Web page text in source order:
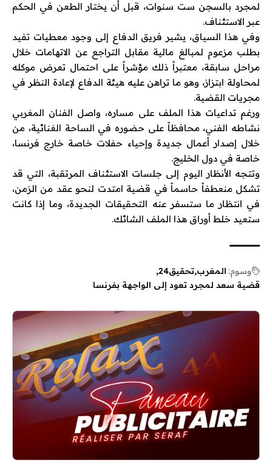
لمجرد بالسجن ست سنوات، قبل أن يختار الطعن في الحكم
عبر الاستئناف.
وفي هذا السياق، يشير فريق الدفاع إلى وجود معطيات تفيد
بطلب مزعوم لمبالغ مالية مقابل التراجع عن الاتهامات خلال
مراحل سابقة، معتبراً ذلك مؤشراً على احتمال تعرض موكله
لمحاولة ابتزاز، وهو ما تراهن عليه هيئة الدفاع لإعادة النظر في
مجريات القضية.
ورغم تداعيات هذا الملف على مساره، واصل الفنان المغربي
نشاطه الفني، محافظاً على حضوره في الساحة الغنائية، من
خلال إصدار أعمال جديدة وإحياء حفلات خاصة خارج فرنسا،
خاصة في دول الخليج.
وتتجه الأنظار اليوم إلى جلسات الاستئناف المرتقبة، التي قد
تشكل منعطفاً حاسماً في قضية امتدت لنحو عقد من الزمن،
في انتظار ما ستسفر عنه التحقيقات الجديدة، وما إذا كانت
ستعيد خلط أوراق هذا الملف الشائك.
وسوم: المغرب تحقيق24
قضية سعد لمجرد تعود إلى الواجهة بفرنسا